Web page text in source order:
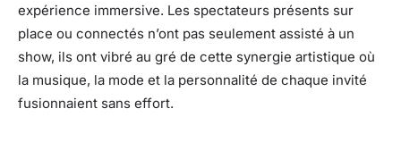
expérience immersive. Les spectateurs présents sur
place ou connectés n’ont pas seulement assisté à un
show, ils ont vibré au gré de cette synergie artistique où
la musique, la mode et la personnalité de chaque invité
fusionnaient sans effort.